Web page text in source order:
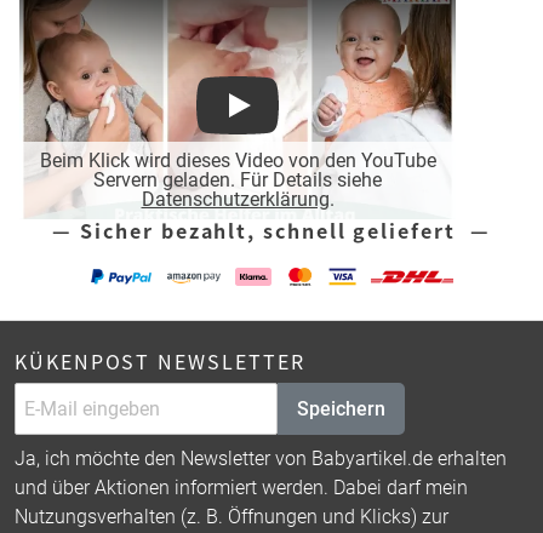
Beim Klick wird dieses Video von den YouTube
Servern geladen. Für Details siehe
Datenschutzerklärung.
Play
— Sicher bezahlt, schnell geliefert —
KÜKENPOST NEWSLETTER
Speichern
Ja, ich möchte den Newsletter von Babyartikel.de erhalten
und über Aktionen informiert werden. Dabei darf mein
Nutzungsverhalten (z. B. Öffnungen und Klicks) zur